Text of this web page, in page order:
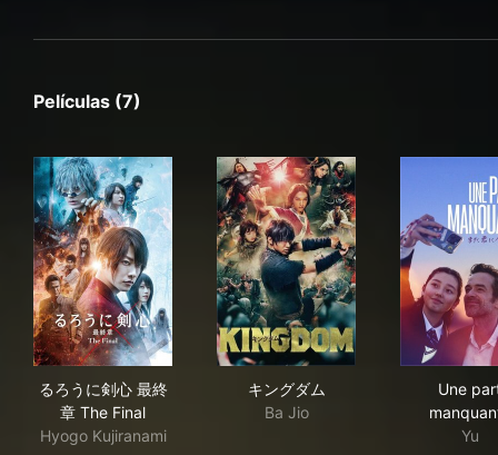
Películas (7)
るろうに剣心 最終
章 The Final
Hyogo Kujiranami
キングダム
Ba Jio
Une
Yu